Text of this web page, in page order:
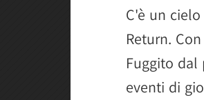
C'è un
Return.
Fuggito
eventi di